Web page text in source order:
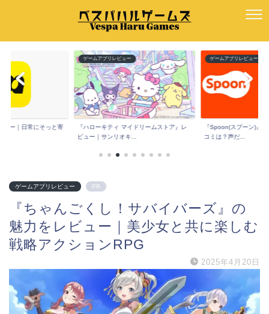
ュー｜日常にそっと寄
ゲームアプリレビュー
『ハローキティ マイドリームストア』レ
ビュー｜サンリオキ...
ゲームアプリレビュー
『Spoon(スプーン)』
コミは？声だ...
ゲームアプリレビュー PR
『ちゃんごくし！サバイバーズ』の
魅力をレビュー｜美少女と共に楽しむ
戦略アクションRPG
2025年4月20日